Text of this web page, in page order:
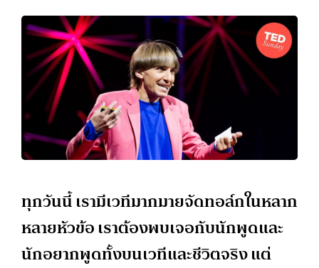
ทุกวันนี้ เรามีเวทีมากมายจัดทอล์กในหลาก
หลายหัวข้อ เราต้องพบเจอกับนักพูดและ
นักอยากพูดทั้งบนเวทีและชีวิตจริง แต่